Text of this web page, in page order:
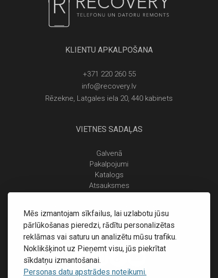
Mēs izmantojam sīkfailus, lai uzlabotu jūsu
pārlūkošanas pieredzi, rādītu personalizētas
reklāmas vai saturu un analizētu mūsu trafiku.
Noklikšķinot uz Pieņemt visu, jūs piekrītat
sīkdatņu izmantošanai.
Personas datu apstrādes noteikumi.
KLIENTU APKALPOŠANA
+371 220 260 55
info@recovery.lv
Rēzekne, Latgales iela 20, 440 kabinets
VIETNES SADAĻAS
Galvenā
Pakalpojumi
Katalogs
Atsauksmes
Piegāde un apmaksa
Atgriešanas noteikumi